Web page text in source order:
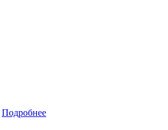
Подробнее